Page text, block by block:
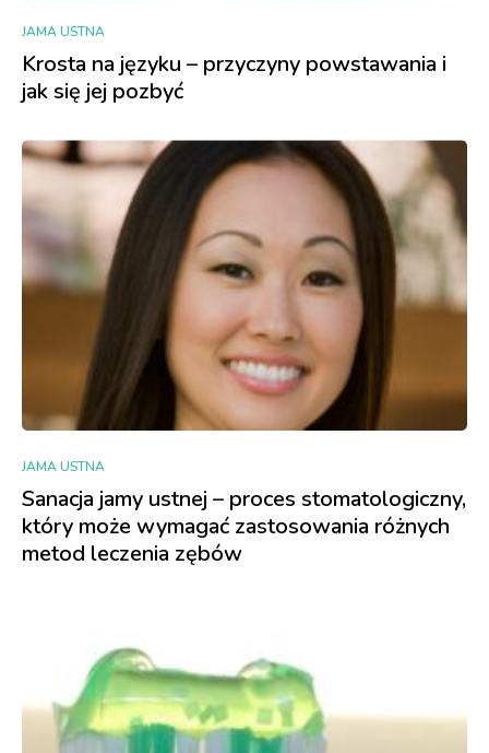
JAMA USTNA
Krosta na języku – przyczyny powstawania i
jak się jej pozbyć
JAMA USTNA
Sanacja jamy ustnej – proces stomatologiczny,
który może wymagać zastosowania różnych
metod leczenia zębów